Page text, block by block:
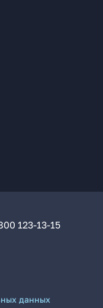
123-13-15
данных